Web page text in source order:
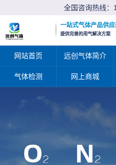
全国咨询热线：
一站式气体产品供
提供完善的用气解决方案
网站首页 远创气体简介
气体检测 网上商城